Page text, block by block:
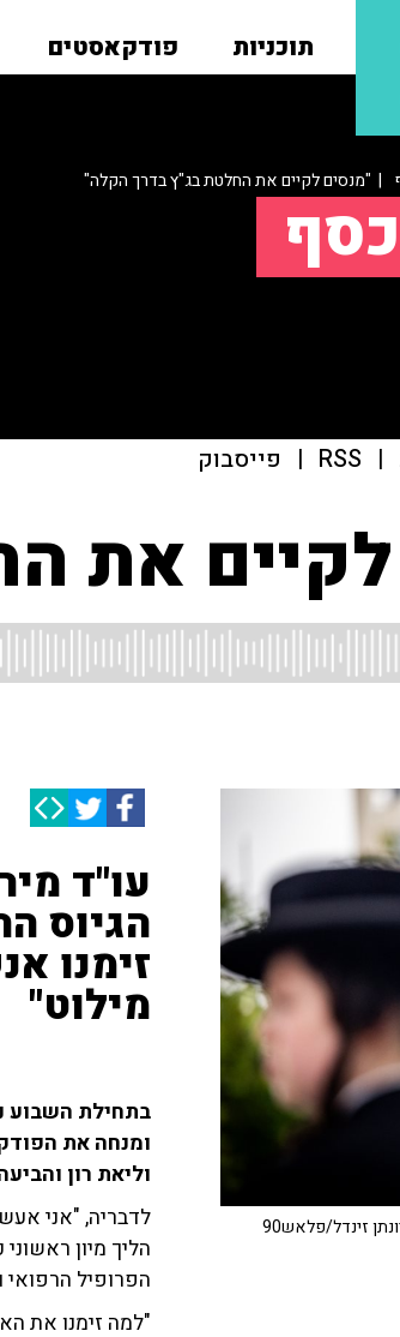
תוכניות פודקאסטים
| "מנסים לקיים את החלטת בג"ץ בדרך הקלה"
|
RSS
| פייסבוק
את
עו"ד
הגיוס
זימנו
מילוט"
בתחילת השבוע
וליאת רון
הליך מיון
הפרופיל
"למה זימנו את
זינדל/פלאש90